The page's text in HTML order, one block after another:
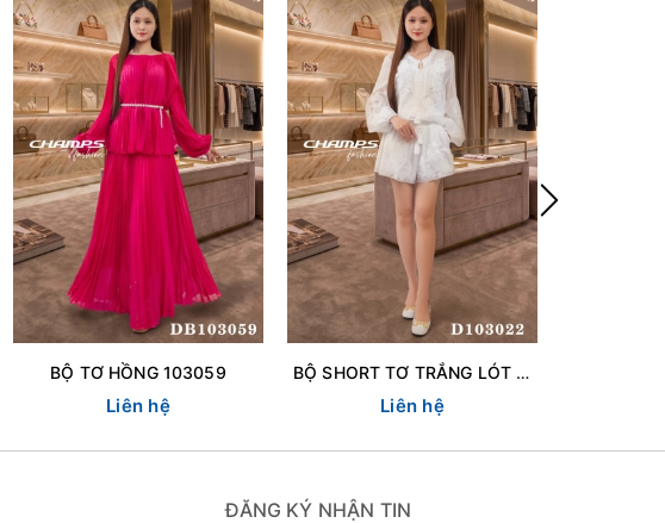
BỘ TƠ HỒNG 103059
Liên hệ
BỘ SHORT TƠ TRẮNG LÓT 103022
Liên hệ
ĐĂNG KÝ NHẬN TIN